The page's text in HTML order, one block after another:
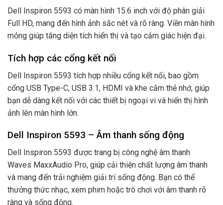
Dell Inspiron 5593 có màn hình 15.6 inch với độ phân giải
Full HD, mang đến hình ảnh sắc nét và rõ ràng. Viền màn hình
mỏng giúp tăng diện tích hiển thị và tạo cảm giác hiện đại.
Tích hợp các cổng kết nối
Dell Inspiron 5593 tích hợp nhiều cổng kết nối, bao gồm
cổng USB Type-C, USB 3.1, HDMI và khe cắm thẻ nhớ, giúp
bạn dễ dàng kết nối với các thiết bị ngoại vi và hiển thị hình
ảnh lên màn hình lớn.
Dell Inspiron 5593 – Âm thanh sống động
Dell Inspiron 5593 được trang bị công nghệ âm thanh
Waves MaxxAudio Pro, giúp cải thiện chất lượng âm thanh
và mang đến trải nghiệm giải trí sống động. Bạn có thể
thưởng thức nhạc, xem phim hoặc trò chơi với âm thanh rõ
ràng và sống động.